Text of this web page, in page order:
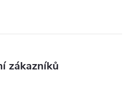
zákazníků